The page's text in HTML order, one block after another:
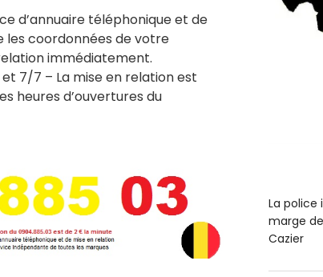
d’annuaire téléphonique et de
les coordonnées de votre
immédiatement.
7/7 – La mise en relation est
heures d’ouvertures du
La
marge
Cazier